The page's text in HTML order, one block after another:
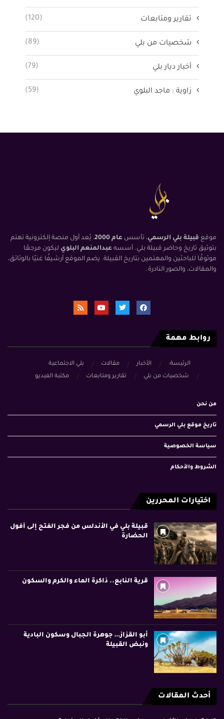
تقارير ومتابعات (120)
شخصيات من بلي (89)
أخبار ديار بلي (79)
زاوية : ماجد البلوي (59)
موقع قبيلة بلي الرسمي، تأسس عام 2000
، يُعد أول منصة إلكترونية تهتم
بتوثيق تاريخ وحاضر قبيلة بلي. أسسه عبدالمنعم البلوي ليكون مرجعًا
موثوقًا للباحثين والمهتمين بتاريخ القبيلة. يضم الموقع أرشيفًا غنيًا بالوثائق،
والمقالات، والصور النادرة.
روابط مهمة
الرئيسة: الأخبار مقالات
بلي الاجتماعية
شخصيات من بلي
تقارير ومتابعات مكتبة الفيديو
من نحن
تاريخ موقع بلي الرسمي
سياسة الخصوصية
الشروط والأحكام
اختيارات المحررين
قبيلة بلي في الأندلس من فجر الفتح إلى أفول
الحضارة
قرية النابع.. ذاكرة الماء والكرم والسكون
أبو القزاز… جوهرة الجبال وسكون البادية
ونبض القبيلة
أحدث المقالات